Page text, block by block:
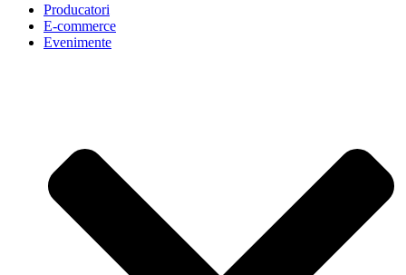
Producatori
E-commerce
Evenimente